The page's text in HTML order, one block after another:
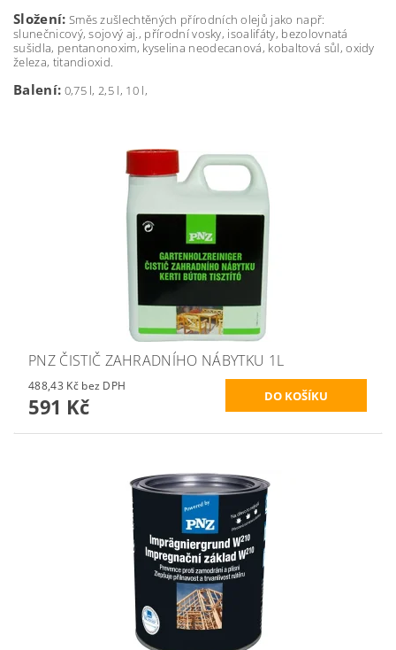
Složení: Směs zušlechtěných přírodních olejů jako např:
slunečnicový, sojový aj., přírodní vosky, isoalifáty, bezolovnatá
sušidla, pentanonoxim, kyselina neodecanová, kobaltová sůl, oxidy
železa, titandioxid.
Balení: 0,75 l, 2,5 l, 10 l,
PNZ ČISTIČ ZAHRADNÍHO NÁBYTKU 1L
488,43 Kč bez DPH
591 Kč